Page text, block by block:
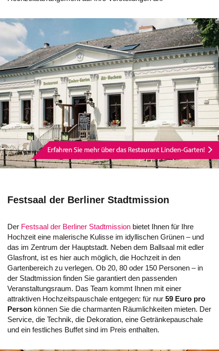
Festsaal der Berliner Stadtmission
Der Festsaal der Berliner Stadtmission bietet Ihnen für Ihre
Hochzeit eine malerische Kulisse im idyllischen Grünen – und
das im Zentrum der Hauptstadt. Neben dem Ballsaal mit edler
Glasfront, ist es hier auch möglich, die Hochzeit in den
Gartenbereich zu verlegen. Ob 20, 80 oder 150 Personen – in
der Stadtmission finden Sie garantiert den passenden
Veranstaltungsraum. Das Team kommt Ihnen mit einer
attraktiven Hochzeitspauschale entgegen: für nur 59 Euro pro
Person können Sie die charmanten Räumlichkeiten mieten. Der
Service, die Technik, die Dekoration, eine Getränkepauschale
und ein festliches Buffet sind im Preis enthalten.